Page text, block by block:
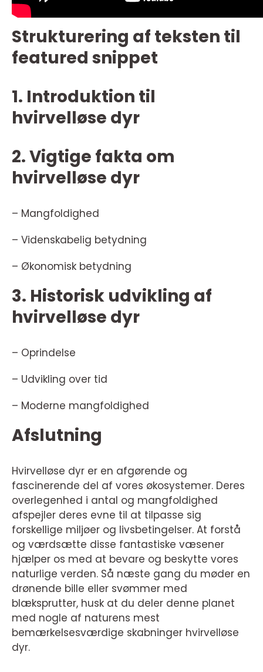
Strukturering af teksten til
featured snippet
1. Introduktion til
hvirvelløse dyr
2. Vigtige fakta om
hvirvelløse dyr
– Mangfoldighed
– Videnskabelig betydning
– Økonomisk betydning
3. Historisk udvikling af
hvirvelløse dyr
– Oprindelse
– Udvikling over tid
– Moderne mangfoldighed
Afslutning
Hvirvelløse dyr er en afgørende og
fascinerende del af vores økosystemer. Deres
overlegenhed i antal og mangfoldighed
afspejler deres evne til at tilpasse sig
forskellige miljøer og livsbetingelser. At forstå
og værdsætte disse fantastiske væsener
hjælper os med at bevare og beskytte vores
naturlige verden. Så næste gang du møder en
drønende bille eller svømmer med
blæksprutter, husk at du deler denne planet
med nogle af naturens mest
bemærkelsesværdige skabninger hvirvelløse
dyr.